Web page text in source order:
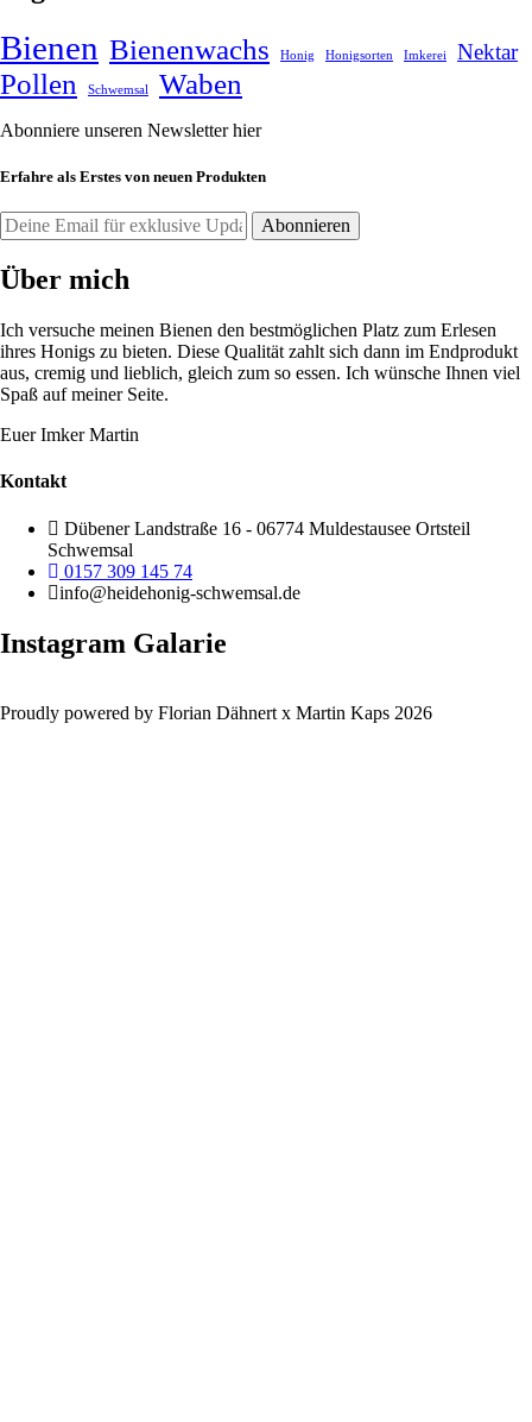
Bienen Bienenwachs Honig Honigsorten Imkerei Nektar
Pollen Schwemsal Waben
Abonniere unseren Newsletter hier
Erfahre als Erstes von neuen Produkten
Über mich
Ich versuche meinen Bienen den bestmöglichen Platz zum Erlesen
ihres Honigs zu bieten. Diese Qualität zahlt sich dann im Endprodukt
aus, cremig und lieblich, gleich zum so essen. Ich wünsche Ihnen viel
Spaß auf meiner Seite.
Euer Imker Martin
Kontakt
Dübener Landstraße 16 - 06774 Muldestausee Ortsteil
Schwemsal
0157 309 145 74
info@heidehonig-schwemsal.de
Instagram Galarie
Proudly powered by Florian Dähnert x Martin Kaps 2026